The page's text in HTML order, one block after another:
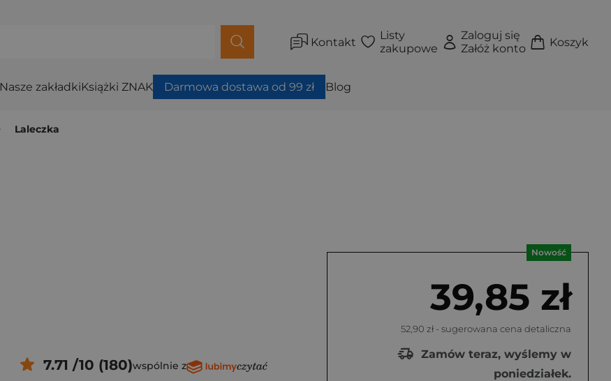
Kontakt
Listy
zakupowe
Zaloguj się
Załóż konto
Koszyk
Nasze zakładkiKsiążki ZNAK Darmowa dostawa od 99 zł Blog
Laleczka
Nowość
39,85 zł
52,90 zł - sugerowana cena detaliczna
Zamów teraz, wyślemy w
poniedziałek.
7.71 /10 (180)wspólnie z